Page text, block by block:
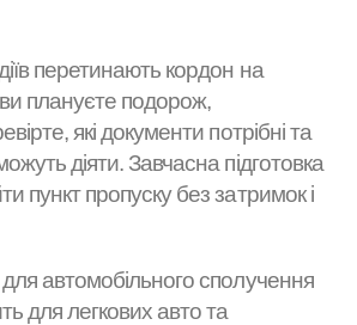
перетинають кордон на
плануєте подорож,
які документи потрібні та
діяти. Завчасна підготовка
пункт пропуску без затримок і
автомобільного сполучення
для легкових авто та